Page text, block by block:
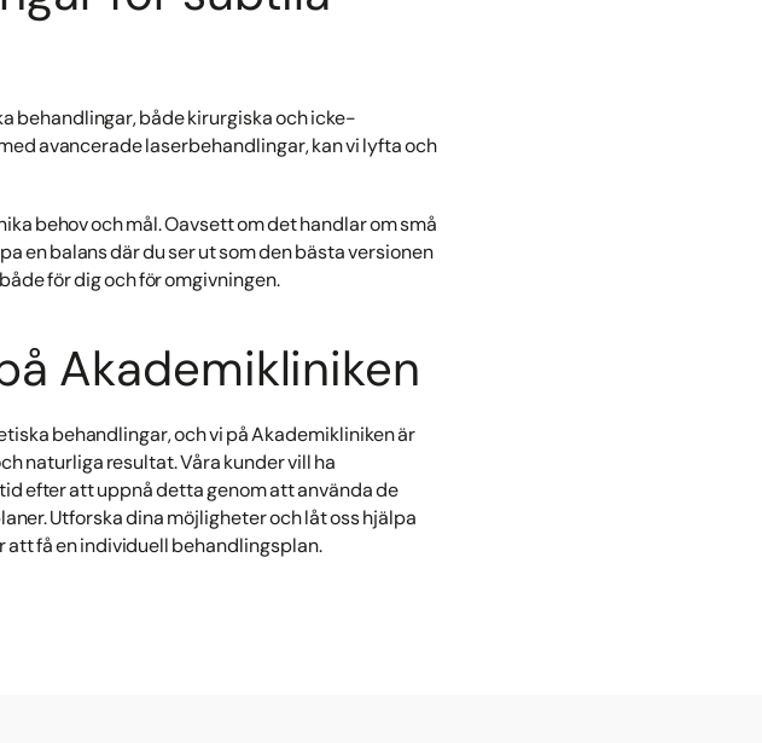
behandlingar, både kirurgiska och icke-
avancerade laserbehandlingar, kan vi lyfta och
behov och mål. Oavsett om det handlar om små
en balans där du ser ut som den bästa versionen
för dig och för omgivningen.
Akademikliniken
behandlingar, och vi på Akademikliniken är
naturliga resultat. Våra kunder vill ha
efter att uppnå detta genom att använda de
Utforska dina möjligheter och låt oss hjälpa
att få en individuell behandlingsplan.